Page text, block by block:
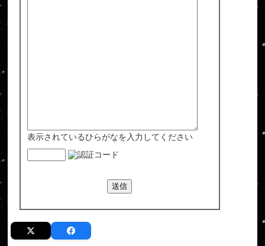
表示されているひらがなを入力してください